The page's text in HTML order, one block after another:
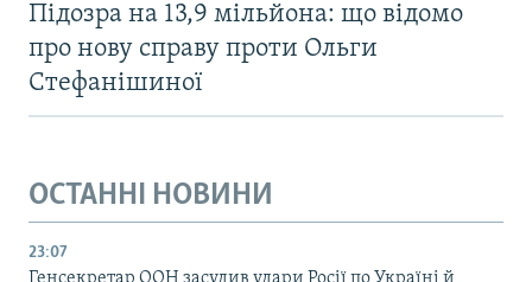
Підозра на 13,9 мільйона: що відомо
про нову справу проти Ольги
Стефанішиної
ОСТАННІ НОВИНИ
23:07